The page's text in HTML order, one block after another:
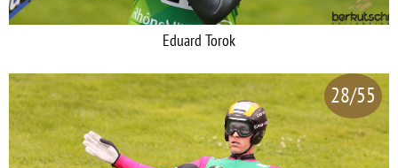
Eduard Torok
28/55